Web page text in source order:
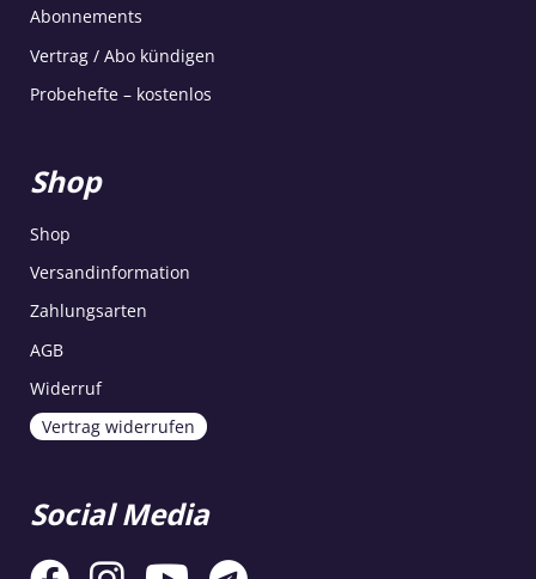
Abonnements
Vertrag / Abo kündigen
Probehefte – kostenlos
Shop
Shop
Versandinformation
Zahlungsarten
AGB
Widerruf
Vertrag widerrufen
Social Media